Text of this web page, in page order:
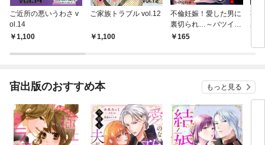
ご近所の悪いうわさ v
ol.14
1,100
ご家族トラブル vol.12
1,100
不倫妊娠！愛した男に
裏切られ…～バツイチ
恋愛、年の差不倫、で
165
不
裏
き
宙出版のおすすめ本 もっと見る